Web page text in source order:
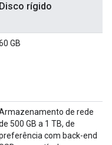
Disco rígido
GB
de rede
500 GB a 1 TB, de
com back-end